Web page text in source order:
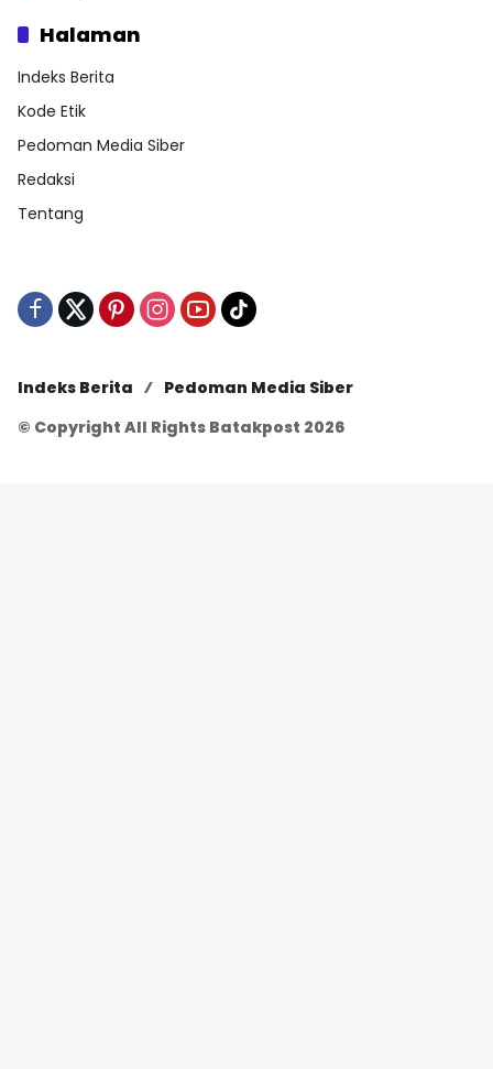
Halaman
Indeks Berita
Kode Etik
Pedoman Media Siber
Redaksi
Tentang
Indeks Berita
Pedoman Media Siber
© Copyright All Rights Batakpost 2026